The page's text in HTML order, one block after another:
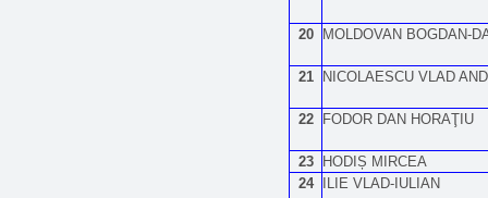
20 MOLDOVAN BOGDAN-
21 NICOLAESCU VLAD
22 FODOR DAN HORAŢIU
23
HODIȘ MIRCEA
24
ILIE VLAD-IULIAN